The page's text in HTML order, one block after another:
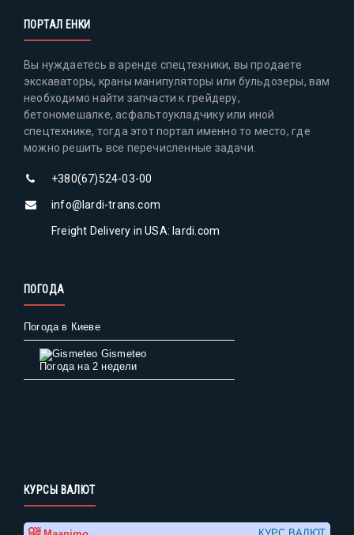
ПОРТАЛ ЕНКИ
Вы нуждаетесь в аренде спецтехники, вы продаете
экскаваторы, краны манипуляторы или бульдозеры, вам
необходимо найти запчасти к грейдеру,
бетономешалке, асфальтоукладчику или иной
спецтехнике, тогда этот портал именно то место, где
можно решить все перечисленные задачи.
+380(67)524-03-00
info@lardi-trans.com
Freight Delivery in USA: lardi.com
ПОГОДА
Погода в Киеве
Gismeteo
Погода на 2 недели
КУРСЫ ВАЛЮТ